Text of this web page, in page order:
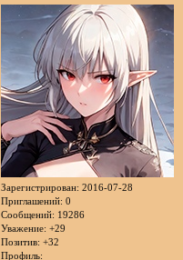
Зарегистрирован: 2016-07-28
Приглашений: 0
Сообщений: 19286
Уважение: +29
Позитив: +32
Профиль: